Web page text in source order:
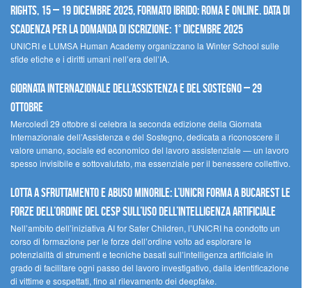
Rights, 15 – 19 dicembre 2025, Formato Ibrido: Roma e online. Data di
scadenza per la domanda di iscrizione: 1° dicembre 2025
UNICRI e LUMSA Human Academy organizzano la Winter School sulle
sfide etiche e i diritti umani nell’era dell’IA.
Giornata internazionale dell’assistenza e del sostegno – 29
ottobre
MercoledÌ 29 ottobre si celebra la seconda edizione della Giornata
Internazionale dell’Assistenza e del Sostegno, dedicata a riconoscere il
valore umano, sociale ed economico del lavoro assistenziale — un lavoro
spesso invisibile e sottovalutato, ma essenziale per il benessere collettivo.
Lotta a sfruttamento e abuso minorile: l’UNICRI forma a Bucarest le
forze dell’ordine del CESP sull’uso dell’Intelligenza Artificiale
Nell’ambito dell’iniziativa AI for Safer Children, l’UNICRI ha condotto un
corso di formazione per le forze dell’ordine volto ad esplorare le
potenzialità di strumenti e tecniche basati sull’intelligenza artificiale in
grado di facilitare ogni passo del lavoro investigativo, dalla identificazione
di vittime e sospettati, fino al rilevamento dei deepfake.